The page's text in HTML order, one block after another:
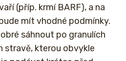
(příp. krmí BARF), a na
mít vhodné podmínky.
sáhnout po granulích
stravě, kterou obvykle